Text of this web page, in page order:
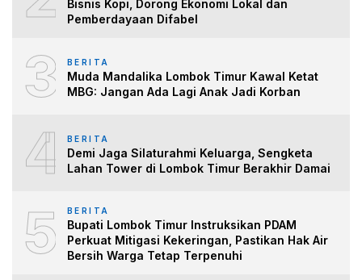
Bisnis Kopi, Dorong Ekonomi Lokal dan
Pemberdayaan Difabel
3 BERITA
Muda Mandalika Lombok Timur Kawal Ketat
MBG: Jangan Ada Lagi Anak Jadi Korban
4 BERITA
Demi Jaga Silaturahmi Keluarga, Sengketa
Lahan Tower di Lombok Timur Berakhir Damai
5 BERITA
Bupati Lombok Timur Instruksikan PDAM
Perkuat Mitigasi Kekeringan, Pastikan Hak Air
Bersih Warga Tetap Terpenuhi